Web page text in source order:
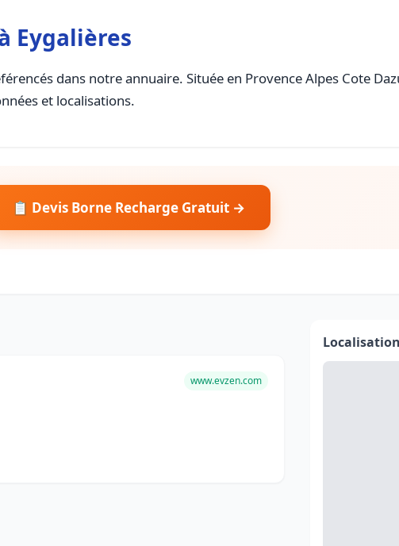
Eygalières
dans notre annuaire. Située en Provence Alpes Cote
et localisations.
📋 Devis Borne Recharge Gratuit →
www.evzen.com
Localisation